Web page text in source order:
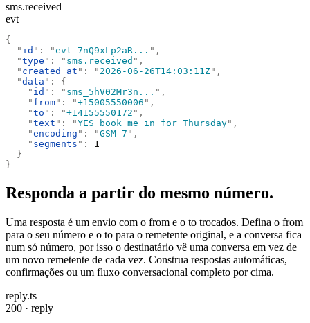
sms.received
evt_
{
  "
id " : "evt_7nQ9xLp2aR... " ,
  "
type " : " sms.received " ,
  "
created_at " : " 2026-06-26T14:03:11Z" ,
  "
data " :
{
    "
id " : " sms_5hV02Mr3n... " ,
    "
from" : "+15005550006 " ,
    "
to " : "+14155550172 " ,
    "
text " : "YES book me in for Thursday" ,
    "
encoding " : "GSM-7 " ,
    "
segments " :
1
  }
}
Responda a partir do mesmo número.
Uma resposta é um envio com o from e o to trocados. Defina o from
para o seu número e o to para o remetente original, e a conversa fica
num só número, por isso o destinatário vê uma conversa em vez de
um novo remetente de cada vez. Construa respostas automáticas,
confirmações ou um fluxo conversacional completo por cima.
reply.ts
200 · reply